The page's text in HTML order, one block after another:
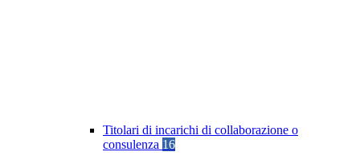
Titolari di incarichi di collaborazione o
consulenza 16